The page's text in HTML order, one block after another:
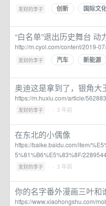
发财的李子 · 创新 国际文
“白名单”退出历史舞台
http://m.cyol.com/content/2019-
发财的李子 · 汽车 新能源
奥迪这是拿到了，银角大
https://m.huxiu.com/article/
发财的李子 · · 3 年前
在东北的小偶像
https://baike.baidu.com/item/
5%81%B6%E5%83%8F/
发财的李子 · · 3 年前
你的名字番外漫画三叶和
https://www.xiaohongshu.com/